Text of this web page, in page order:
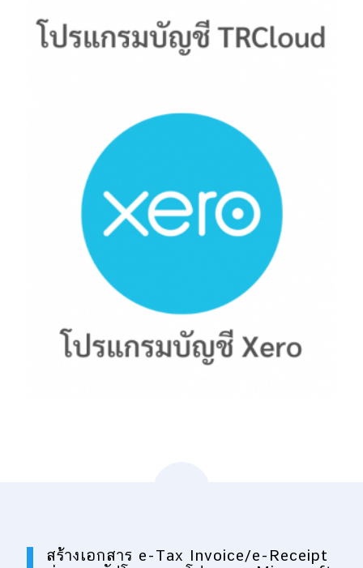
สร้างเอกสาร e-Tax Invoice/e-Receipt